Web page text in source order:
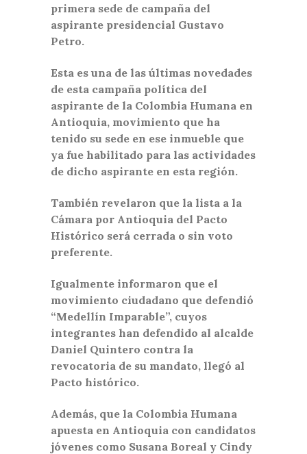
primera sede de campaña del
aspirante presidencial Gustavo
Petro.
Esta es una de las últimas novedades
de esta campaña política del
aspirante de la Colombia Humana en
Antioquia, movimiento que ha
tenido su sede en ese inmueble que
ya fue habilitado para las actividades
de dicho aspirante en esta región.
También revelaron que la lista a la
Cámara por Antioquia del Pacto
Histórico será cerrada o sin voto
preferente.
Igualmente informaron que el
movimiento ciudadano que defendió
“Medellín Imparable”, cuyos
integrantes han defendido al alcalde
Daniel Quintero contra la
revocatoria de su mandato, llegó al
Pacto histórico.
Además, que la Colombia Humana
apuesta en Antioquia con candidatos
jóvenes como Susana Boreal y Cindy